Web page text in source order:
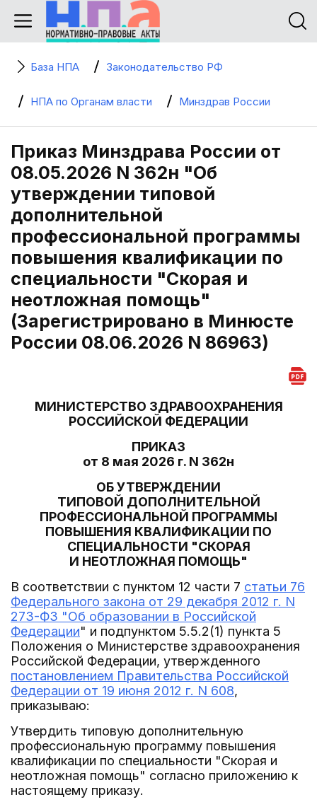
База НПА Законодательство РФ
НПА по Органам власти Минздрав России
Приказ Минздрава России от
08.05.2026 N 362н "Об
утверждении типовой
дополнительной
профессиональной программы
повышения квалификации по
специальности "Скорая и
неотложная помощь"
(Зарегистрировано в Минюсте
России 08.06.2026 N 86963)
МИНИСТЕРСТВО ЗДРАВООХРАНЕНИЯ
РОССИЙСКОЙ ФЕДЕРАЦИИ
ПРИКАЗ
от 8 мая 2026 г. N 362н
ОБ УТВЕРЖДЕНИИ
ТИПОВОЙ ДОПОЛНИТЕЛЬНОЙ
ПРОФЕССИОНАЛЬНОЙ ПРОГРАММЫ
ПОВЫШЕНИЯ КВАЛИФИКАЦИИ ПО
СПЕЦИАЛЬНОСТИ "СКОРАЯ
И НЕОТЛОЖНАЯ ПОМОЩЬ"
В соответствии с пунктом 12 части 7 статьи 76
Федерального закона от 29 декабря 2012 г. N
273-ФЗ "Об образовании в Российской
Федерации" и подпунктом 5.5.2(1) пункта 5
Положения о Министерстве здравоохранения
Российской Федерации, утвержденного
постановлением Правительства Российской
Федерации от 19 июня 2012 г. N 608,
приказываю:
Утвердить типовую дополнительную
профессиональную программу повышения
квалификации по специальности "Скорая и
неотложная помощь" согласно приложению к
настоящему приказу.